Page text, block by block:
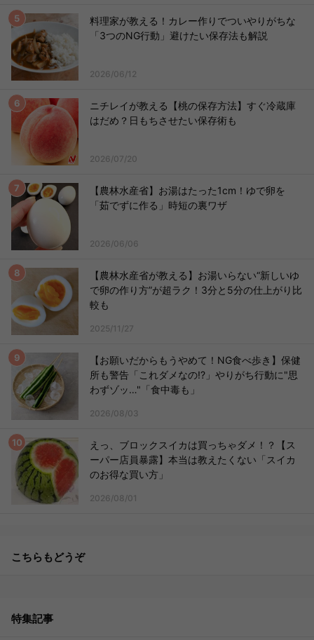
料理家が教える！カレー作りでついやりがちな
「3つのNG行動」避けたい保存法も解説
2026/06/12
ニチレイが教える【桃の保存方法】すぐ冷蔵庫
はだめ？日もちさせたい保存術も
2026/07/20
【農林水産省】お湯はたった1cm！ゆで卵を
「茹でずに作る」時短の裏ワザ
2026/06/06
【農林水産省が教える】お湯いらない“新しいゆ
で卵の作り方”が超ラク！3分と5分の仕上がり比
較も
2025/11/27
【お願いだからもうやめて！NG食べ歩き】保健
所も警告「これダメなの!?」やりがち行動に"思
わずゾッ…"「食中毒も」
2026/08/03
えっ、ブロックスイカは買っちゃダメ！？【ス
ーパー店員暴露】本当は教えたくない「スイカ
のお得な買い方」
2026/08/01
こちらもどうぞ
特集記事